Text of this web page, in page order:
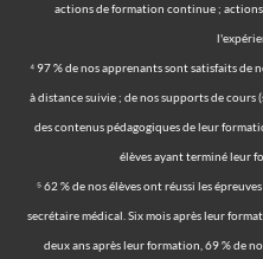
actions de formation continue ;
⁴ 97 % de nos apprenants sont satisfaits
à distance suivie ; de nos supports de cours
des contenus pédagogiques de leur
élèves ayant terminé leur
⁵ 62 % de nos élèves ont réussi les
secrétaire médical. Six mois après leur
deux ans après leur formation, 69 % de